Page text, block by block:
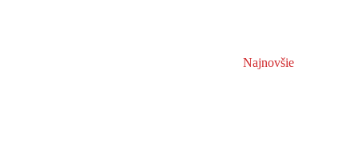
Najnovšie